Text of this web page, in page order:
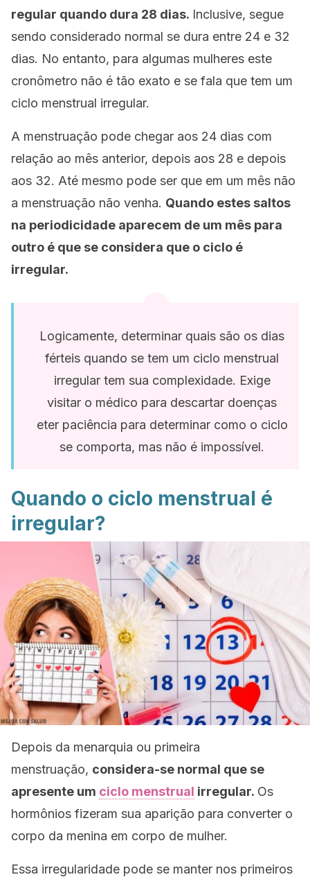
regular quando dura 28 dias. Inclusive, segue
sendo considerado normal se dura entre 24 e 32
dias. No entanto, para algumas mulheres este
cronômetro não é tão exato e se fala que tem um
ciclo menstrual irregular.
A menstruação pode chegar aos 24 dias com
relação ao mês anterior, depois aos 28 e depois
aos 32. Até mesmo pode ser que em um mês não
a menstruação não venha. Quando estes saltos
na periodicidade aparecem de um mês para
outro é que se considera que o ciclo é
irregular.
Logicamente, determinar quais são os dias
férteis quando se tem um ciclo menstrual
irregular tem sua complexidade. Exige
visitar o médico para descartar doenças
eter paciência para determinar como o ciclo
se comporta, mas não é impossível.
Quando o ciclo menstrual é
irregular?
Depois da menarquia ou primeira
menstruação, considera-se normal que se
apresente um ciclo menstrual irregular. Os
hormônios fizeram sua aparição para converter o
corpo da menina em corpo de mulher.
Essa irregularidade pode se manter nos primeiros